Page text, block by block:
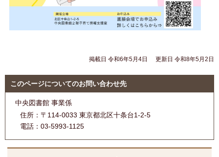
掲載日 令和6年5月4日 更新日 令和8年5月2日
このページについてのお問い合わせ先
中央図書館 事業係
住所： 〒114-0033 東京都北区十条台1-2-5
電話： 03-5993-1125